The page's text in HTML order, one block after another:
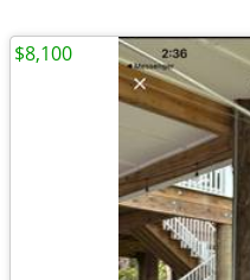
$8,100